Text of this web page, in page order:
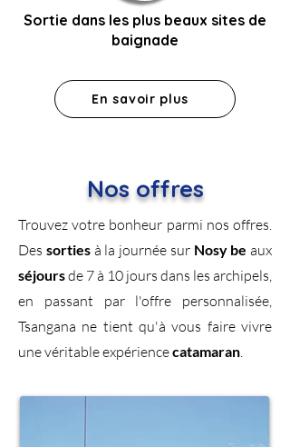
Sortie dans les plus beaux sites de
baignade
En savoir plus
Nos offres
Trouvez votre bonheur parmi nos offres.
Des sortiesà la journée sur Nosy be aux
séjoursde 7 à 10 jours dans les archipels,
en passant par l'offre personnalisée,
Tsangana ne tient qu'à vous faire vivre
une véritable expériencecatamaran.